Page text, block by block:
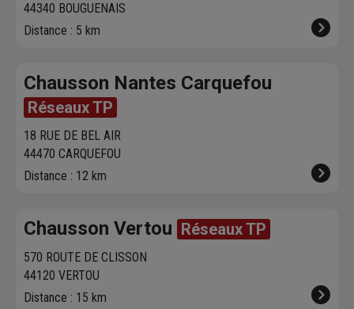
44340 BOUGUENAIS
Distance : 5 km
Chausson Nantes Carquefou
Réseaux TP
18 RUE DE BEL AIR
44470 CARQUEFOU
Distance : 12 km
Chausson Vertou Réseaux TP
570 ROUTE DE CLISSON
44120 VERTOU
Distance : 15 km